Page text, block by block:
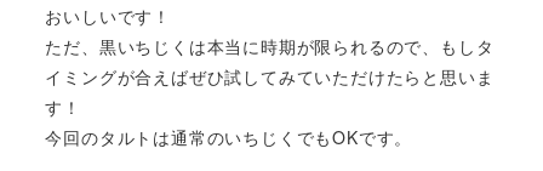
おいしいです！
ただ、黒いちじくは本当に時期が限られるので、もしタ
イミングが合えばぜひ試してみていただけたらと思いま
す！
今回のタルトは通常のいちじくでもOKです。